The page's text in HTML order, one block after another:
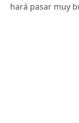
hará pasar muy